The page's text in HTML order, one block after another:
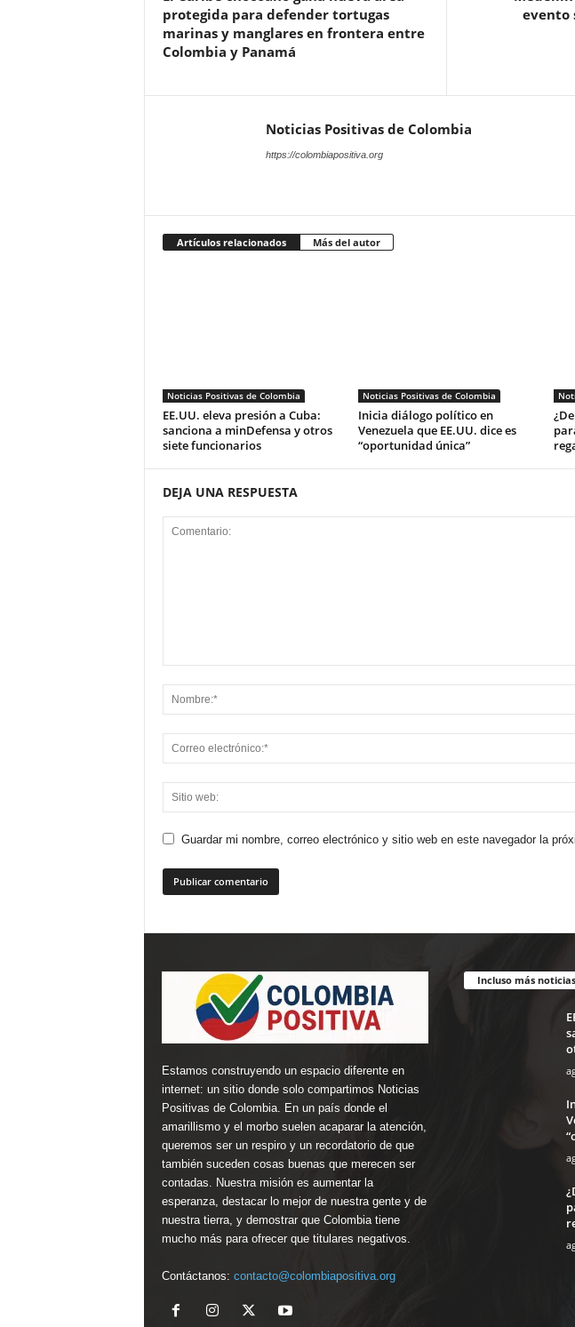
protegida para defender tortugas
marinas y manglares en frontera entre
Colombia y Panamá
evento
Noticias Positivas de Colombia
https://colombiapositiva.org
Artículos relacionados Más del autor
Noticias Positivas de Colombia
EE.UU. eleva presión a Cuba:
sanciona a minDefensa y otros
siete funcionarios
Noticias Positivas de Colombia
Inicia diálogo político en
Venezuela que EE.UU. dice es
“oportunidad única”
DEJA UNA RESPUESTA
Guardar mi nombre, correo electrónico y sitio web en este navegador la
Estamos construyendo un espacio diferente en
internet: un sitio donde solo compartimos Noticias
Positivas de Colombia. En un país donde el
amarillismo y el morbo suelen acaparar la atención,
queremos ser un respiro y un recordatorio de que
también suceden cosas buenas que merecen ser
contadas. Nuestra misión es aumentar la
esperanza, destacar lo mejor de nuestra gente y de
nuestra tierra, y demostrar que Colombia tiene
mucho más para ofrecer que titulares negativos.
Contáctanos: contacto@colombiapositiva.org
Incluso más noticias